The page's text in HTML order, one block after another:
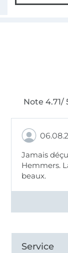
Note 4.71/
Jamais
Hemmers.
beaux.
Voir tous
Service